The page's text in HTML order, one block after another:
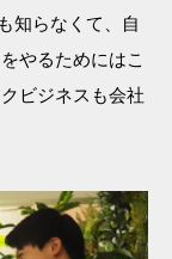
知らなくて、自
やるためにはこ
ビジネスも会社